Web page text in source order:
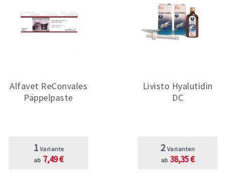
Alfavet ReConvales
Päppelpaste
1 Variante
ab 7,49 €
Livisto Hyalutidin
DC
2 Varianten
ab 38,35 €